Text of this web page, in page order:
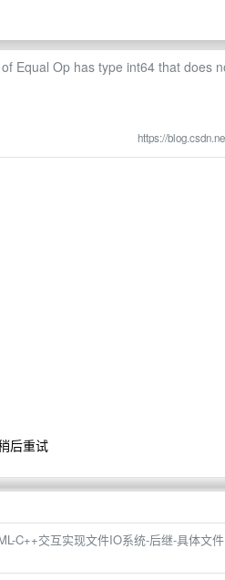
Equal Op has type int64 that does
https://
后重试
C++交互实现文件IO系统-后继-具体文